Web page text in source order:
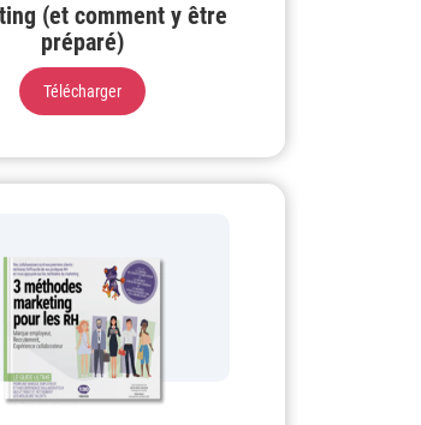
(et comment y être
préparé)
Télécharger